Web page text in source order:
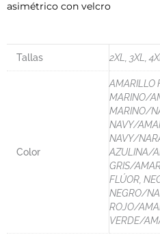
asimétrico con velcro
Tallas 2XL, 3XL,
Color
AMARILLO
MARINO/
MARINO/
NAVY/
NAVY/
AZULINA/
GRIS/
FLÚOR,
NEGRO/
ROJO/
VERDE/